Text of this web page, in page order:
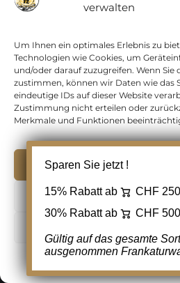
verwalten
Um Ihnen ein optimales Erlebnis zu
Technologien wie Cookies, um
und/oder darauf zuzugreifen. Wenn Sie
zustimmen, können wir Daten wie das
eindeutige IDs auf dieser Website
Zustimmung nicht erteilen oder
Merkmale und Funktionen
Ablehnen
Solothurn
St. Gallen
Tessin
Thurgau
Uri
Waadt
Sparen Sie jetzt !
15% Rabatt ab CHF
30% Rabatt ab
CHF
Gültig auf das gesamte
ausgenommen